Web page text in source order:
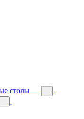
столы